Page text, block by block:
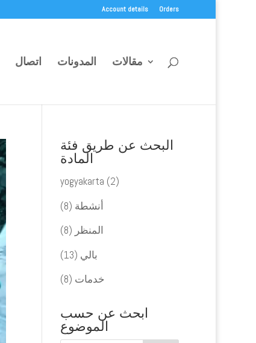
Account details Orders
اتصال المدونات مقالات
البحث عن طريق فئة
المادة
yogyakarta (2)
أنشطة (8)
المنظر (8)
بالي (13)
خدمات (8)
ابحث عن حسب
الموضوع